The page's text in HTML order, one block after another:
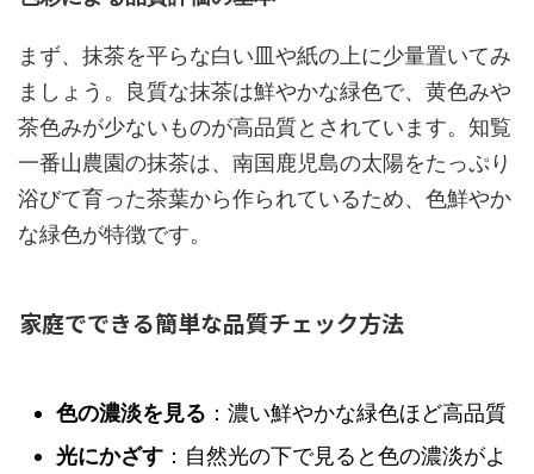
まず、抹茶を平らな白い皿や紙の上に少量置いてみ
ましょう。良質な抹茶は鮮やかな緑色で、黄色みや
茶色みが少ないものが高品質とされています。知覧
一番山農園の抹茶は、南国鹿児島の太陽をたっぷり
浴びて育った茶葉から作られているため、色鮮やか
な緑色が特徴です。
家庭でできる簡単な品質チェック方法
色の濃淡を見る ：濃い鮮やかな緑色ほど高品質
光にかざす ：自然光の下で見ると色の濃淡がよ